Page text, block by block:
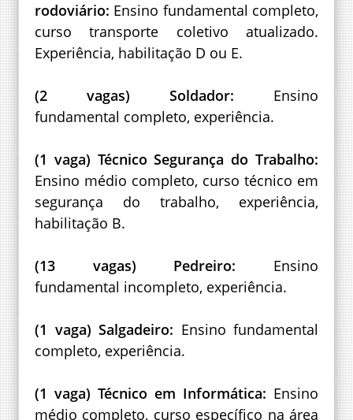
rodoviário: Ensino fundamental completo,
curso transporte coletivo atualizado.
Experiência, habilitação D ou E.
(2 vagas) Soldador: Ensino
fundamental completo, experiência.
(1 vaga) Técnico Segurança do Trabalho:
Ensino médio completo, curso técnico em
segurança do trabalho, experiência,
habilitação B.
(13 vagas) Pedreiro: Ensino
fundamental incompleto, experiência.
(1 vaga) Salgadeiro: Ensino fundamental
completo, experiência.
(1 vaga) Técnico em Informática: Ensino
médio completo, curso específico na área